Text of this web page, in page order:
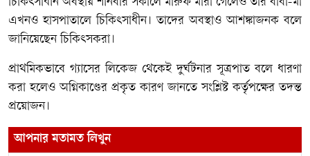
এখনও হাসপাতালে চিকিৎসাধীন। তাদের অবস্থাও আশঙ্কাজনক বলে
জানিয়েছেন চিকিৎসকরা।
প্রাথমিকভাবে গ্যাসের লিকেজ থেকেই দুর্ঘটনার সূত্রপাত বলে ধারণা
করা হলেও অগ্নিকাণ্ডের প্রকৃত কারণ জানতে সংশ্লিষ্ট কর্তৃপক্ষের তদন্ত
প্রয়োজন।
আপনার মতামত লিখুন